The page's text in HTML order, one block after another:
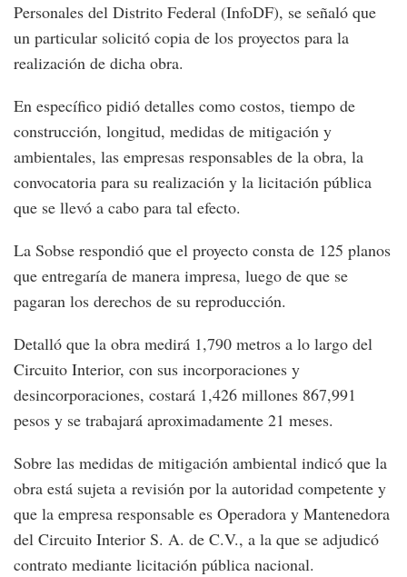
Personales del Distrito Federal (InfoDF), se señaló que
un particular solicitó copia de los proyectos para la
realización de dicha obra.
En específico pidió detalles como costos, tiempo de
construcción, longitud, medidas de mitigación y
ambientales, las empresas responsables de la obra, la
convocatoria para su realización y la licitación pública
que se llevó a cabo para tal efecto.
La Sobse respondió que el proyecto consta de 125 planos
que entregaría de manera impresa, luego de que se
pagaran los derechos de su reproducción.
Detalló que la obra medirá 1,790 metros a lo largo del
Circuito Interior, con sus incorporaciones y
desincorporaciones, costará 1,426 millones 867,991
pesos y se trabajará aproximadamente 21 meses.
Sobre las medidas de mitigación ambiental indicó que la
obra está sujeta a revisión por la autoridad competente y
que la empresa responsable es Operadora y Mantenedora
del Circuito Interior S. A. de C.V., a la que se adjudicó
contrato mediante licitación pública nacional.